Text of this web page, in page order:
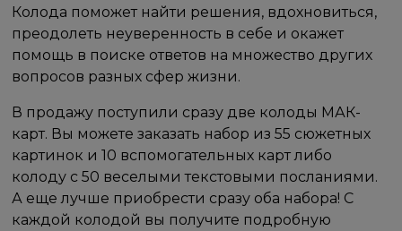
Колода поможет найти решения, вдохновиться,
преодолеть неуверенность в себе и окажет
помощь в поиске ответов на множество других
вопросов разных сфер жизни.
В продажу поступили сразу две колоды МАК-
карт. Вы можете заказать набор из 55 сюжетных
картинок и 10 вспомогательных карт либо
колоду с 50 веселыми текстовыми посланиями.
А еще лучше приобрести сразу оба набора! С
каждой колодой вы получите подробную